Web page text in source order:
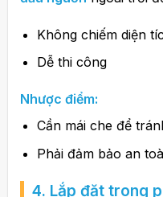
Không chiếm diện
Dễ thi công
Nhược điểm:
Cần mái che để
Phải đảm bảo an
4. Lắp đặt trong